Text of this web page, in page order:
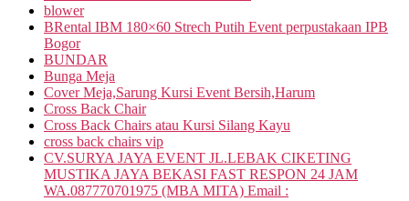
blower
BRental IBM 180×60 Strech Putih Event perpustakaan IPB
Bogor
BUNDAR
Bunga Meja
Cover Meja,Sarung Kursi Event Bersih,Harum
Cross Back Chair
Cross Back Chairs atau Kursi Silang Kayu
cross back chairs vip
CV.SURYA JAYA EVENT JL.LEBAK CIKETING
MUSTIKA JAYA BEKASI FAST RESPON 24 JAM
WA.087770701975 (MBA MITA) Email :